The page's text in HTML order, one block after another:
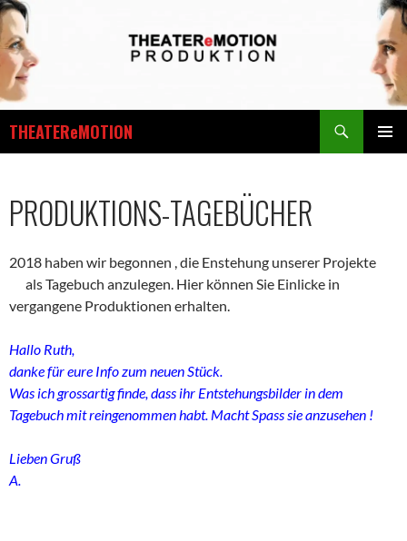
Zum
Inhalt
springen
THEATEReMOTION
PRODUKTIONS-TAGEBÜCHER
2018 haben wir begonnen , die Enstehung unserer Projekte
als Tagebuch anzulegen. Hier können Sie Einlicke in
vergangene Produktionen erhalten.
Hallo Ruth,
danke für eure Info zum neuen Stück.
Was ich grossartig finde, dass ihr Entstehungsbilder in dem
Tagebuch mit reingenommen habt. Macht Spass sie anzusehen !
Lieben Gruß
A.